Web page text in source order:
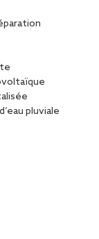
pluviale